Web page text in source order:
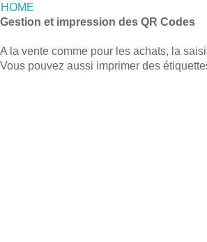
HOME
Gestion et impression des QR Codes
A la vente comme pour les achats, la
Vous pouvez aussi imprimer des